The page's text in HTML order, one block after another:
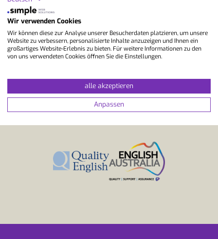
Wir sind dein Premium-Sprachreisenexperte
Wir verwenden Cookies
Wir können diese zur Analyse unserer Besucherdaten platzieren, um unsere
Website zu verbessern, personalisierte Inhalte anzuzeigen und Ihnen ein
großartiges Website-Erlebnis zu bieten. Für weitere Informationen zu den
von uns verwendeten Cookies öffnen Sie die Einstellungen.
alle akzeptieren
Anpassen